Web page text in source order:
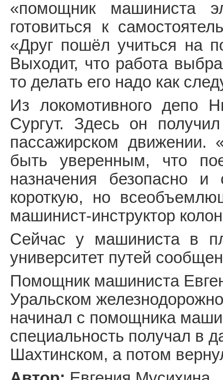
«помощник машиниста
готовиться к
«Друг пошёл учиться на
Выходит, что работа
то делать его надо как
Из локомотивного депо
Сургут. Здесь он
пассажирском
быть уверенным, что
назначения безопасно
короткую, но
машинист-инструктор
Сейчас у машиниста в
университет путей
Помощник машиниста
Уральском
начинал с помощника
специальность получал в
Шахтинском, а потом